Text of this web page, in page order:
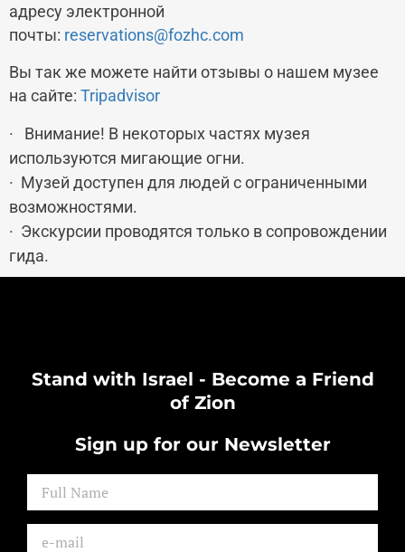
адресу электронной
почты: reservations@fozhc.com
Вы так же можете найти отзывы о нашем музее
на сайте: Tripadvisor
· Внимание! В некоторых частях музея
используются мигающие огни.
· Музей доступен для людей с ограниченными
возможностями.
· Экскурсии проводятся только в сопровождении
гида.
Stand with Israel - Become a Friend
of Zion
Sign up for our Newsletter